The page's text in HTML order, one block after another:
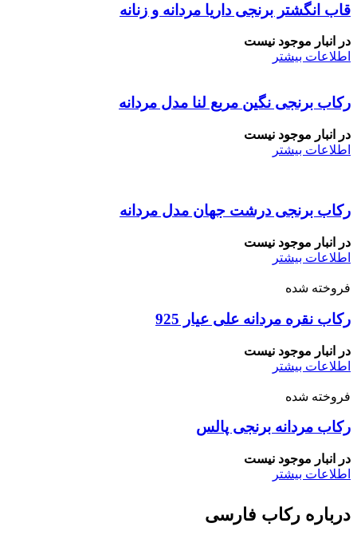
قاب انگشتر برنجی داریا مردانه و زنانه
در انبار موجود نیست
اطلاعات بیشتر
رکاب برنجی نگین مربع لنا مدل مردانه
در انبار موجود نیست
اطلاعات بیشتر
رکاب برنجی درشت جهان مدل مردانه
در انبار موجود نیست
اطلاعات بیشتر
فروخته شده
رکاب نقره مردانه علی عیار 925
در انبار موجود نیست
اطلاعات بیشتر
فروخته شده
رکاب مردانه برنجی پالس
در انبار موجود نیست
اطلاعات بیشتر
درباره رکاب فارسی